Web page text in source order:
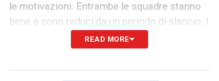
le motivazioni. Entrambe le squadre stanno
bene e sono reduci da un periodo di slancio. I
rossoblù godranno, per oggi, del supporto di
tutto il tifo locale. La Unipol Domus sarà
READ MORE